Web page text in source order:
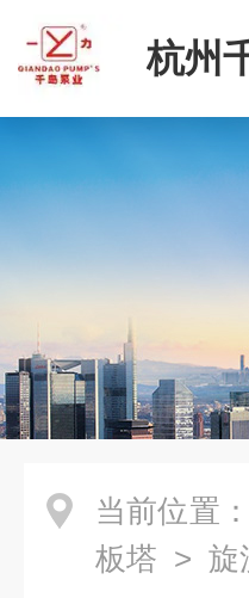
杭州
当前位置：
板塔 > 旋